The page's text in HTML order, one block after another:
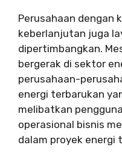
Perusahaan dengan
keberlanjutan juga
dipertimbangkan.
bergerak di sektor
perusahaan-
energi terbarukan
melibatkan
operasional bisnis
dalam proyek energi